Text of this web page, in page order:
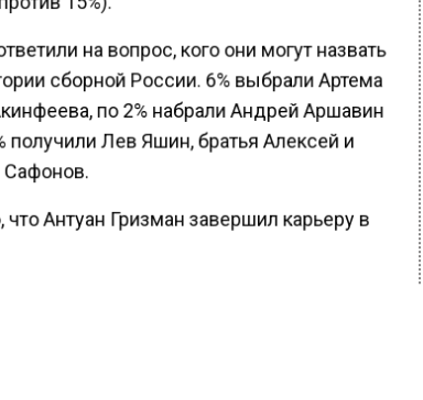
на вопрос, кого они могут назвать
сборной России. 6% выбрали Артема
по 2% набрали Андрей Аршавин
получили Лев Яшин, братья Алексей и
Сафонов.
Антуан Гризман завершил карьеру в